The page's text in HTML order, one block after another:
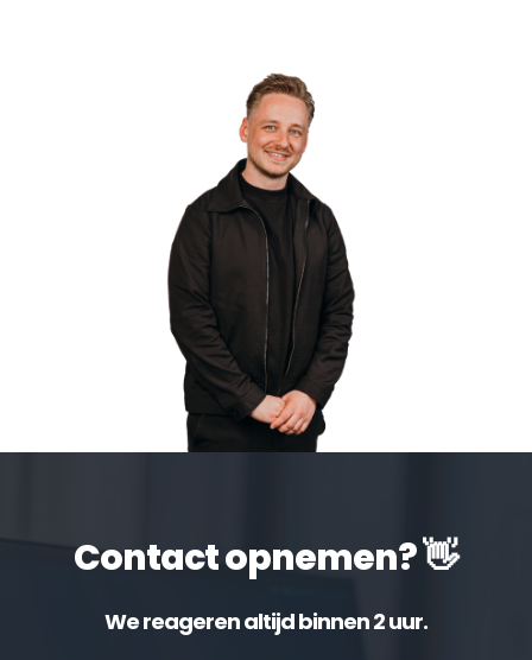
Contact opnemen? 👋
We reageren altijd binnen 2 uur.